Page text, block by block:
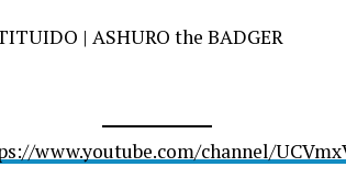
| ASHURO the BADGER
www.youtube.com/channel/